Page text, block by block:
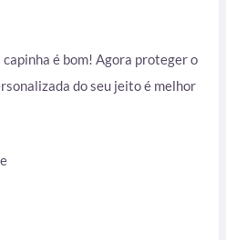
é bom! Agora proteger o
do seu jeito é melhor